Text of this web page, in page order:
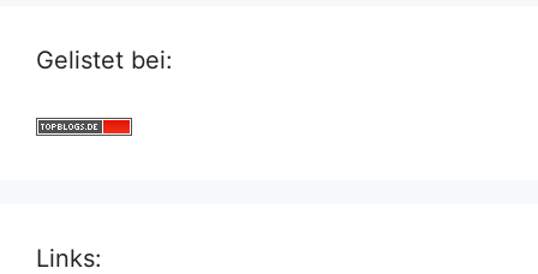
Gelistet bei:
Links: